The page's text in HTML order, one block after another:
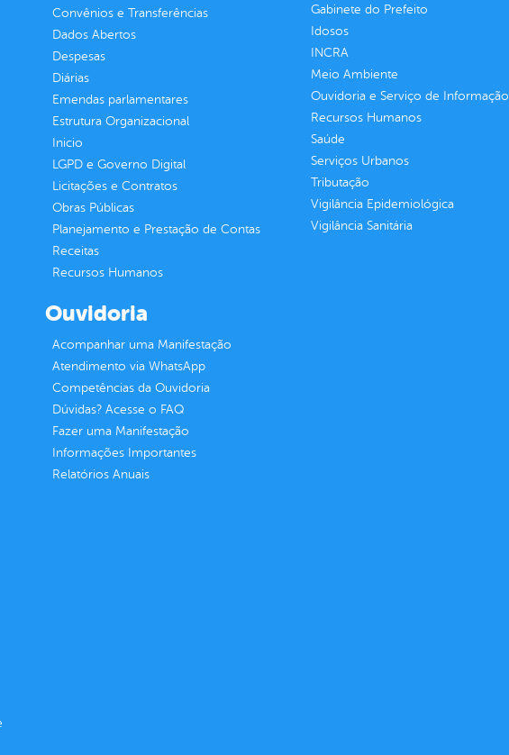
Convênios e Transferências
Dados Abertos
Despesas
Diárias
Emendas parlamentares
Estrutura Organizacional
Inicio
LGPD e Governo Digital
Licitações e Contratos
Obras Públicas
Planejamento e Prestação de Contas
Receitas
Recursos Humanos
Gabinete do Prefeito
Idosos
INCRA
Meio Ambiente
Ouvidoria e Serviço de Informação
Recursos Humanos
Saúde
Serviços Urbanos
Tributação
Vigilância Epidemiológica
Vigilância Sanitária
Ouvidoria
Acompanhar uma Manifestação
Atendimento via WhatsApp
Competências da Ouvidoria
Dúvidas? Acesse o FAQ
Fazer uma Manifestação
Informações Importantes
Relatórios Anuais